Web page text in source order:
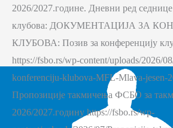
2026/2027.године. Дневни ред
клубова: ДОКУМЕНТАЦИЈА ЗА
КЛУБОВА: Позив за конференцију
https://fsbo.rs/wp-content/uploads/2026/
konferenciju-klubova-MFL-Mlava-jesen-
Пропозиције такмичења ФСБО за
2026/2027.годину https://fsbo.rs/wp-